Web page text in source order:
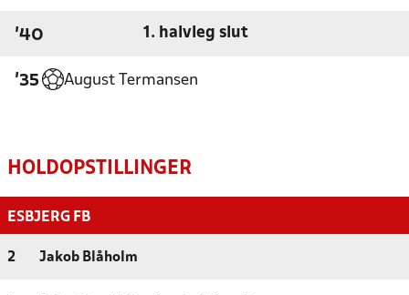
'40 1. halvleg slut
'35 August Termansen
HOLDOPSTILLINGER
ESBJERG FB
2 Jakob Blåholm